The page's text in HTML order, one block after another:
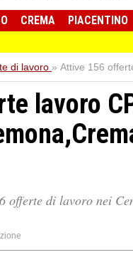
CREMA PIACENTINO
di lavoro » Attive 156
lavoro
offerte di lavoro nei